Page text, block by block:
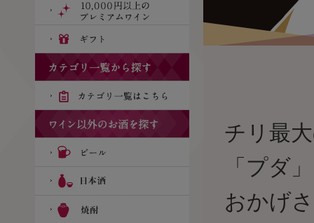
チリ最
「プダ
おかげ